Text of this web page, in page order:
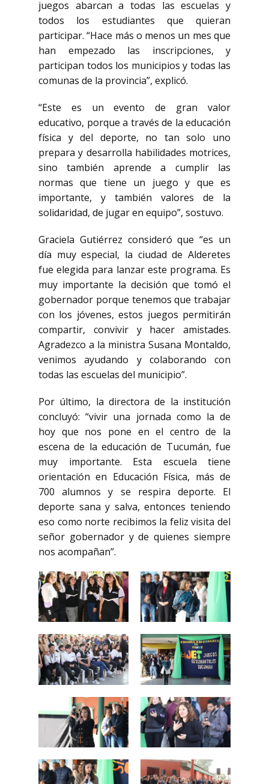
juegos abarcan a todas las escuelas y
todos los estudiantes que quieran
participar. “Hace más o menos un mes que
han empezado las inscripciones, y
participan todos los municipios y todas las
comunas de la provincia”, explicó.
“Este es un evento de gran valor
educativo, porque a través de la educación
física y del deporte, no tan solo uno
prepara y desarrolla habilidades motrices,
sino también aprende a cumplir las
normas que tiene un juego y que es
importante, y también valores de la
solidaridad, de jugar en equipo”, sostuvo.
Graciela Gutiérrez consideró que “es un
día muy especial, la ciudad de Alderetes
fue elegida para lanzar este programa. Es
muy importante la decisión que tomó el
gobernador porque tenemos que trabajar
con los jóvenes, estos juegos permitirán
compartir, convivir y hacer amistades.
Agradezco a la ministra Susana Montaldo,
venimos ayudando y colaborando con
todas las escuelas del municipio”.
Por último, la directora de la institución
concluyó: “vivir una jornada como la de
hoy que nos pone en el centro de la
escena de la educación de Tucumán, fue
muy importante. Esta escuela tiene
orientación en Educación Física, más de
700 alumnos y se respira deporte. El
deporte sana y salva, entonces teniendo
eso como norte recibimos la feliz visita del
señor gobernador y de quienes siempre
nos acompañan”.